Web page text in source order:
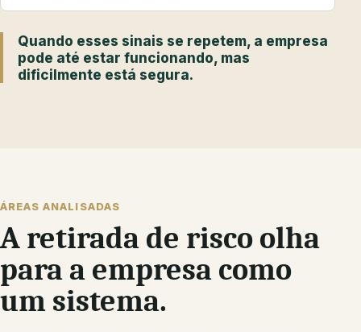
Quando esses sinais se repetem, a empresa
pode até estar funcionando, mas
dificilmente está segura.
ÁREAS ANALISADAS
A retirada de risco olha
para a empresa como
um sistema.